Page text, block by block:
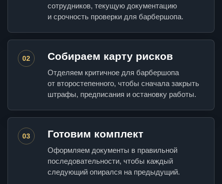
сотрудников, текущую документацию
и срочность проверки для барбершопа.
02 Собираем карту рисков
Отделяем критичное для барбершопа
от второстепенного, чтобы сначала закрыть
штрафы, предписания и остановку работы.
03 Готовим комплект
Оформляем документы в правильной
последовательности, чтобы каждый
следующий опирался на предыдущий.